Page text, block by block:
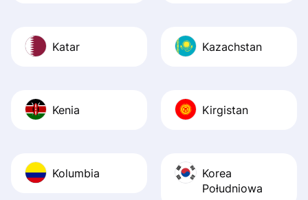
Katar Kazachstan
Kenia Kirgistan
Kolumbia
Korea
Południowa